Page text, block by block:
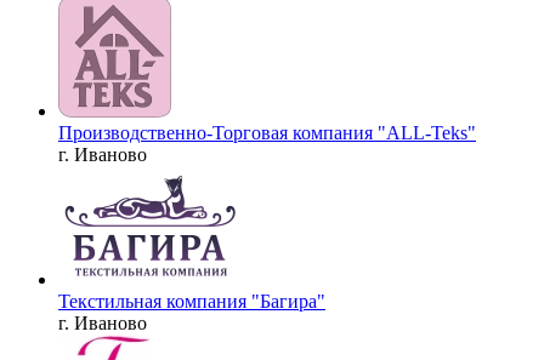
Производственно-Торговая компания "ALL-Teks"
г. Иваново
Текстильная компания "Багира"
г. Иваново